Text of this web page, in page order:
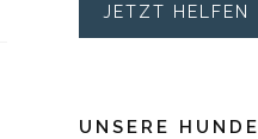
JETZT HELFEN
UNSERE HUNDE